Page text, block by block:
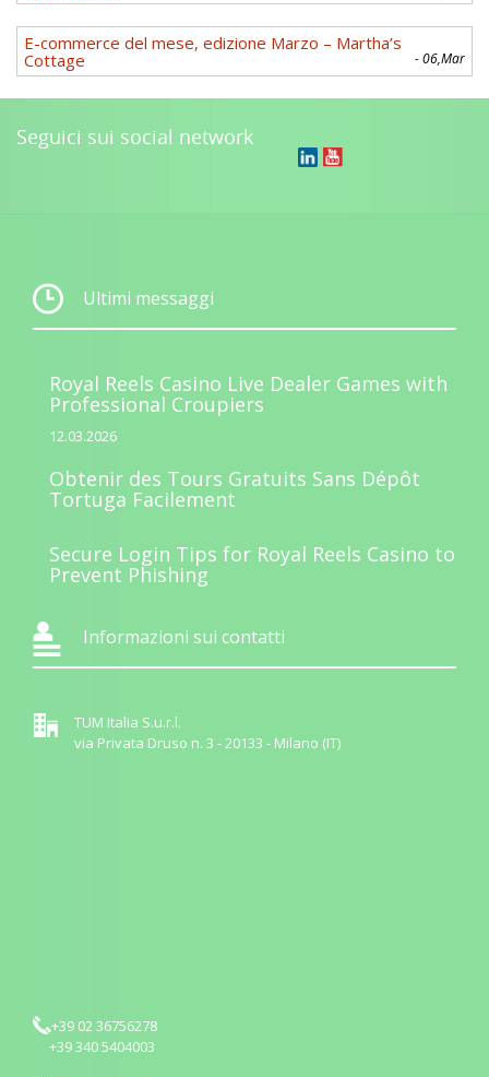
E-commerce del mese, edizione Marzo – Martha’s
Cottage
- 06,Mar
Seguici sui social network
Ultimi messaggi
Royal Reels Casino Live Dealer Games with
Professional Croupiers
12.03.2026
Obtenir des Tours Gratuits Sans Dépôt
Tortuga Facilement
Secure Login Tips for Royal Reels Casino to
Prevent Phishing
Informazioni sui contatti
TUM Italia S.u.r.l.
via Privata Druso n. 3 - 20133 - Milano (IT)
+39 02 36756278
+39 340 5404003